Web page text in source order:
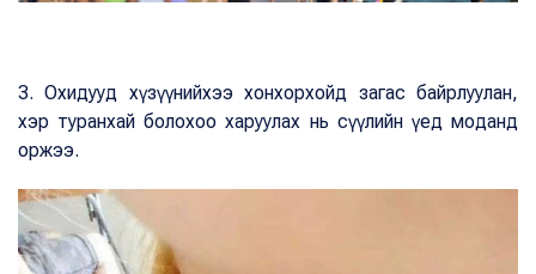
3. Охидууд хүзүүнийхээ хонхорхойд загас байрлуулан,
хэр туранхай болохоо харуулах нь сүүлийн үед моданд
оржээ.